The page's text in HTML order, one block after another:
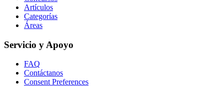
Artículos
Categorías
Áreas
Servicio y Apoyo
FAQ
Contáctanos
Consent Preferences